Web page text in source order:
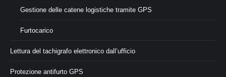
Gestione delle catene logistiche tramite GPS
Furtocarico
Lettura del tachigrafo elettronico dall’ufficio
Protezione antifurto GPS